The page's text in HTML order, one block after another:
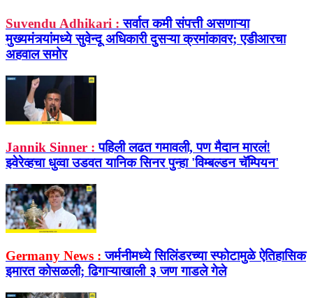
Suvendu Adhikari : सर्वात कमी संपत्ती असणाऱ्या
मुख्यमंत्र्यांमध्ये सुवेन्दू अधिकारी दुसऱ्या क्रमांकावर; एडीआरचा
अहवाल समोर
Jannik Sinner : पहिली लढत गमावली, पण मैदान मारलं!
झ्वेरेव्हचा धुव्वा उडवत यानिक सिनर पुन्हा 'विम्बल्डन चॅम्पियन'
Germany News : जर्मनीमध्ये सिलिंडरच्या स्फोटामुळे ऐतिहासिक
इमारत कोसळली; ढिगाऱ्याखाली ३ जण गाडले गेले